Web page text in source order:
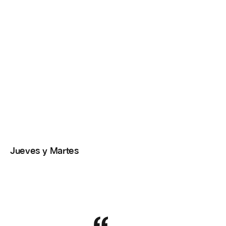
Jueves y Martes